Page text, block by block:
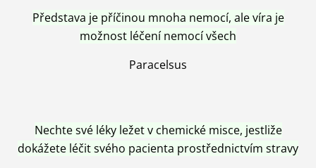
Představa je příčinou mnoha nemocí, ale víra je
možnost léčení nemocí všech
Paracelsus
Nechte své léky ležet v chemické misce, jestliže
dokážete léčit svého pacienta prostřednictvím stravy